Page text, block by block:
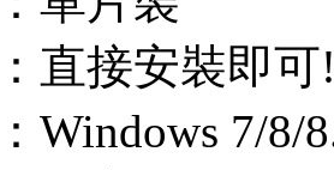
直接安裝即可
Windows 7/8/